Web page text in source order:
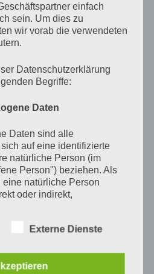
in der Nacht oder
Ist ja gar nicht mehr so
schon munter und muss
er geht. Fliegender
so ist das manchmal.
Oktober 14, 2008
Keine
Lehrerin von mir, getroffen.
Altes wieder aufgewärmt.
man sich Jahre nicht
einfach
sein. Um dies zu
wir vorab die verwendeten
Datenschutzerklärung
Begriffe:
Daten
Daten sind alle
sich auf eine identifizierte
natürliche Person (im
Person") beziehen. Als
natürliche Person
oder indirekt,
zu einer
die Ausdruck der
genetischen,
Externe Dienste